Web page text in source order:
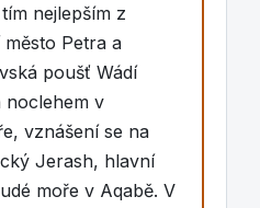
nejlepším z
Petra a
poušť Wádí
noclehem v
vznášení se na
Jerash, hlavní
moře v Aqabě. V